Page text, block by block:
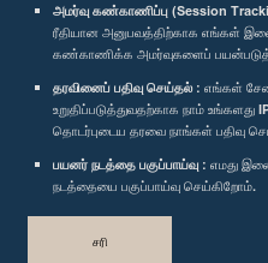
அமர்வு கண்காணிப்பு (Session
ரீதியான அனுபவத்திற்காக எங்கள்
கண்காணிக்க அமர்வுகளைப்
தரவினைப் பதிவு செய்தல் : எங்கள்
உறுதிப்படுத்துவதற்காக நாம் உங்களது
தொடர்புடைய தரவை நாங்கள் பதிவு
பயனர் நடத்தை பகுப்பாய்வு : எமது
நடத்தையை பகுப்பாய்வு செய்கிறோம்.
சரி
எம்மை பின்தொடர்க :
விருதுகள்
தனியுரிமைக் கொள்கை